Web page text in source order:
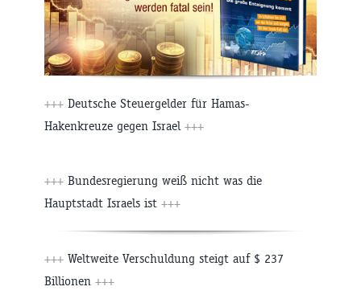
+++ Deutsche Steuergelder für Hamas-
Hakenkreuze gegen Israel +++
+++ Bundesregierung weiß nicht was die
Hauptstadt Israels ist +++
+++ Weltweite Verschuldung steigt auf $ 237
Billionen +++